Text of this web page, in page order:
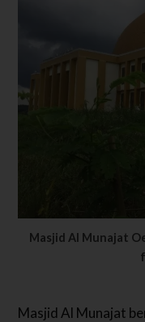
Masjid Al Munajat
Masjid Al Munajat